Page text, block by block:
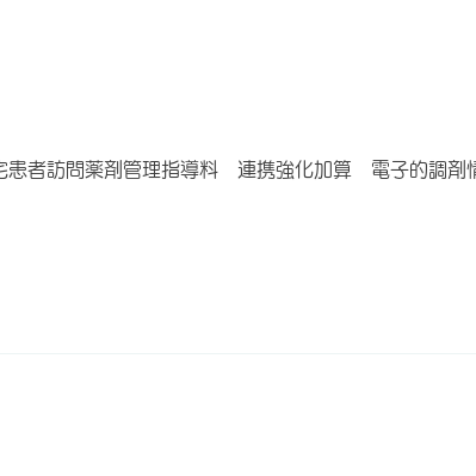
患者訪問薬剤管理指導料 連携強化加算 電子的調剤